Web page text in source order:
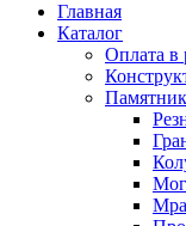
Главная
Каталог
Оплата в